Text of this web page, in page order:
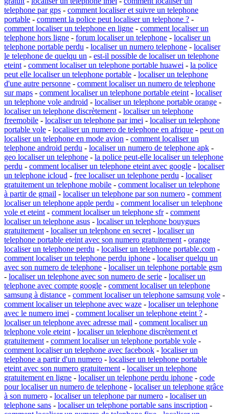
telephone par gps - comment localiser et suivre un telephone
portable - comment la police peut localiser un telephone ? -
comment localiser un telephone en ligne - comment localiser un
telephone hors ligne - forum localiser un telephone - localiser un
telephone portable perdu - localiser un numero telephone - localiser
le telephone de quelqu un - est-il possible de localiser un telephone
eteint - comment localiser un telephone portable huawei - la police
peut elle localiser un telephone portable - localiser un telephone
d'une autre personne - comment localiser un numero de telephone
sur maps - comment localiser un telephone portable eteint - localiser
un telephone vole android - localiser un telephone portable orange -
localiser un telephone discrètement - localiser un telephone
freemobile - localiser un telephone par imei - localiser un telephone
portable vole - localiser un numero de telephone en afrique - peut on
localiser un telephone en mode avion - comment localiser un
telephone android perdu - localiser un numero de telephone apk -
geo localiser un telephone - la police peut-elle localiser un telephone
perdu - comment localiser un telephone eteint avec google - localiser
un telephone icloud - free localiser un telephone perdu - localiser
gratuitement un telephone mobile - comment localiser un telephone
à partir de gmail - localiser un telephone par son numero - comment
localiser un telephone apple perdu - comment localiser un telephone
vole et eteint - comment localiser un telephone sfr- comment
localiser un telephone asus - localiser un telephone bouygues
gratuitement - localiser un telephone en secret - localiser un
telephone portable eteint avec son numero gratuitement - orange
localiser un telephone perdu - localiser un telephone portable.com -
comment localiser un telephone perdu iphone - localiser quelqu un
avec son numero de telephone - localiser un telephone portable gsm
- localiser un telephone avec son numero de serie - localiser un
telephone avec compte google - comment localiser un telephone
samsung à distance - comment localiser un telephone samsung vole -
comment localiser un telephone avec waze - localiser un telephone
avec le numero imei - comment localiser un telephone eteint ? -
localiser un telephone avec adresse mail - comment localiser un
telephone vole eteint - localiser un telephone discrètement et
gratuitement - comment localiser un telephone portable vole -
comment localiser un telephone avec facebook - localiser un
telephone a partir d'un numero - localiser un telephone portable
eteint avec son numero gratuitement - localiser un telephone
gratuitement en ligne - localiser un telephone perdu iphone - code
pour localiser un numero de telephone - localiser un telephone grâce
à son numero - localiser un telephone par numero - localiser un
telephone sans - localiser un telephone portable sans inscription -